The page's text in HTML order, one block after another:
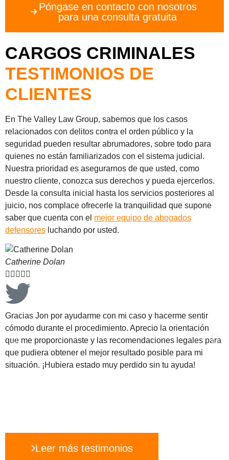
Póngase en contacto con nosotros
para una consulta gratuita
CARGOS CRIMINALES
TESTIMONIOS DE
CLIENTES
En The Valley Law Group, sabemos que los casos
relacionados con delitos contra el orden público y la
seguridad pueden resultar abrumadores, sobre todo para
quienes no están familiarizados con el sistema judicial.
Nuestra prioridad es asegurarnos de que usted, como
nuestro cliente, conozca sus derechos y pueda ejercerlos.
Desde la consulta inicial hasta los servicios posteriores al
juicio, nos complace ofrecerle la tranquilidad que supone
saber que cuenta con el mejor equipo de abogados
defensores luchando por usted.
Catherine Dolan
    
Gracias Jon por ayudarme con mi caso y hacerme sentir
cómodo durante el procedimiento. Aprecio la orientación
que me proporcionaste y las recomendaciones legales para
que pudiera obtener el mejor resultado posible para mi
situación. ¡Hubiera estado muy perdido sin tu ayuda!
Leer más testimonios